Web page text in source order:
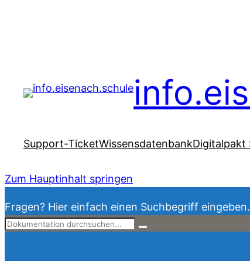
Support-TicketWissensdatenbankDigitalpakt
Zum Hauptinhalt springen
Fragen? Hier einfach einen Suchbegriff eingeben.